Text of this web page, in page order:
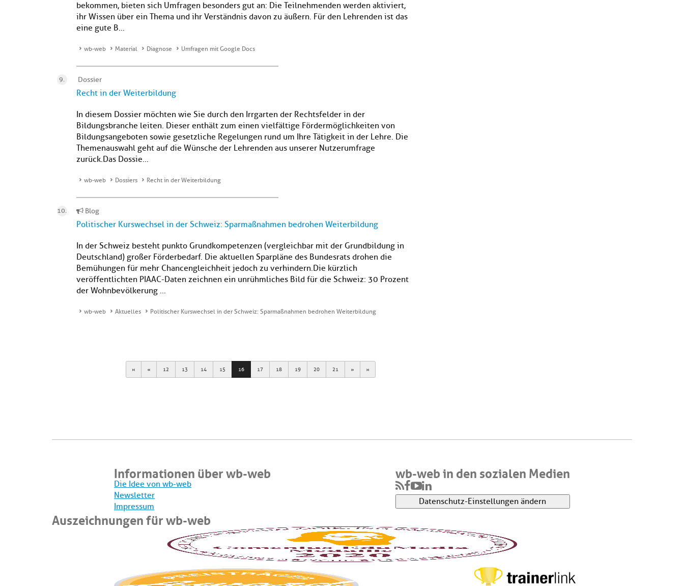
bekommen, bieten sich Umfragen besonders gut an: Die Teilnehmenden werden aktiviert,
ihr Wissen über ein Thema und ihr Verständnis davon zu äußern. Für den Lehrenden ist das
eine gute B...
wb-web Material Diagnose Umfragen mit Google Docs
Dossier
Recht in der Weiterbildung
In diesem Dossier möchten wie Sie durch den Irrgarten der Rechtsfelder in der
Bildungsbranche leiten. Dieser enthält zum einen vielfältige Fördermöglichkeiten von
Bildungsangeboten sowie gesetzliche Regelungen rund um Ihre Tätigkeit in der Lehre. Die
Themenauswahl geht auf die Wünsche der Lehrenden aus unserer Nutzerumfrage
zurück.Das Dossie...
wb-web Dossiers Recht in der Weiterbildung
Blog
Politischer Kurswechsel in der Schweiz: Sparmaßnahmen bedrohen Weiterbildung
In der Schweiz besteht punkto Grundkompetenzen (vergleichbar mit der Grundbildung in
Deutschland) großer Förderbedarf. Die aktuellen Sparpläne des Bundesrats drohen die
Bemühungen für mehr Chancengleichheit jedoch zu verhindern.Die kürzlich
veröffentlichten PIAAC-Daten zeichnen ein unrühmliches Bild für die Schweiz: 30 Prozent
der Wohnbevölkerung ...
wb-web Aktuelles Politischer Kurswechsel in der Schweiz: Sparmaßnahmen bedrohen Weiterbildung
First Previous
12 13 14 15 16 17 18 19 20 21 Next Last
Informationen über wb-web
Die Idee von wb-web
Newsletter
Impressum
wb-web in den sozialen Medien
Datenschutz-Einstellungen ändern
Auszeichnungen für wb-web